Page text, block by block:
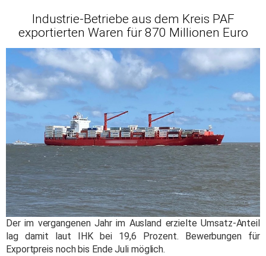
Industrie-Betriebe aus dem Kreis PAF
exportierten Waren für 870 Millionen Euro
Der im vergangenen Jahr im Ausland erzielte Umsatz-Anteil
lag damit laut IHK bei 19,6 Prozent. Bewerbungen für
Exportpreis noch bis Ende Juli möglich.